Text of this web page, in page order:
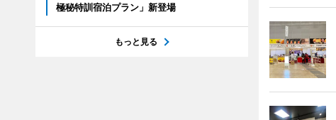
極秘特訓宿泊プラン」新登場
もっと見る